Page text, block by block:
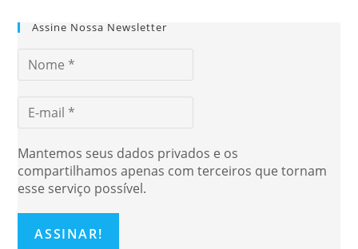
Assine Nossa Newsletter
Mantemos seus dados privados e os
compartilhamos apenas com terceiros que tornam
esse serviço possível.